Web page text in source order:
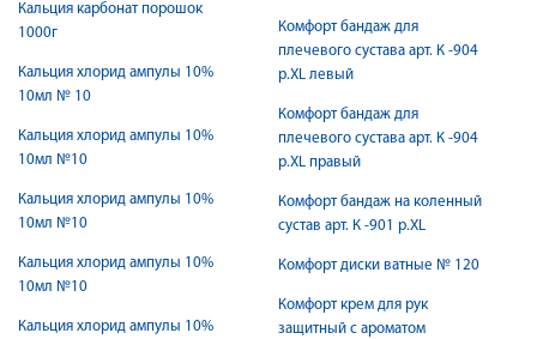
Кальция карбонат порошок
1000г
Кальция хлорид ампулы 10%
10мл № 10
Кальция хлорид ампулы 10%
10мл №10
Кальция хлорид ампулы 10%
10мл №10
Кальция хлорид ампулы 10%
10мл №10
Кальция хлорид ампулы 10%
Комфорт бандаж для
плечевого сустава арт. К -904
р.XL левый
Комфорт бандаж для
плечевого сустава арт. К -904
р.XL правый
Комфорт бандаж на коленный
сустав арт. К -901 р.XL
Комфорт диски ватные № 120
Комфорт крем для рук
защитный с ароматом